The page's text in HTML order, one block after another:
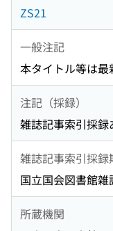
ZS21
一般注記
本タイトル等は最
注記（採録）
雑誌記事索引採録
雑誌記事索引採録
国立国会図書館
所蔵機関